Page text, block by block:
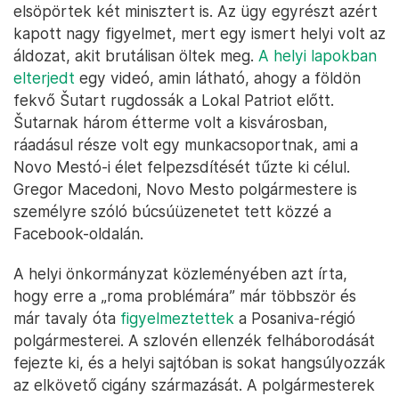
elsöpörtek két minisztert is. Az ügy egyrészt azért
kapott nagy figyelmet, mert egy ismert helyi volt az
áldozat, akit brutálisan öltek meg. A helyi lapokban
elterjedt egy videó, amin látható, ahogy a földön
fekvő Šutart rugdossák a Lokal Patriot előtt.
Šutarnak három étterme volt a kisvárosban,
ráadásul része volt egy munkacsoportnak, ami a
Novo Mestó-i élet felpezsdítését tűzte ki célul.
Gregor Macedoni, Novo Mesto polgármestere is
személyre szóló búcsúüzenetet tett közzé a
Facebook-oldalán.
A helyi önkormányzat közleményében azt írta,
hogy erre a „roma problémára” már többször és
már tavaly óta figyelmeztettek a Posaniva-régió
polgármesterei. A szlovén ellenzék felháborodását
fejezte ki, és a helyi sajtóban is sokat hangsúlyozzák
az elkövető cigány származását. A polgármesterek